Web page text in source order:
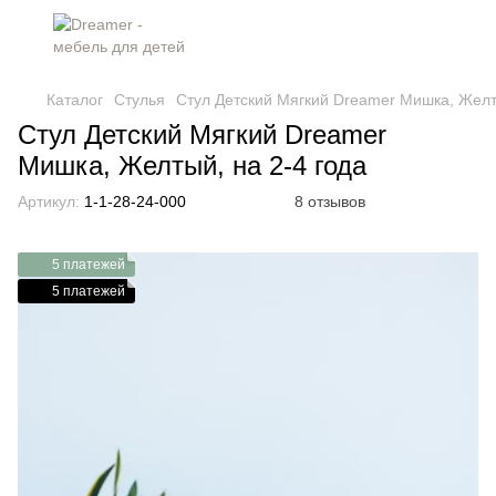
Каталог Стулья Стул Детский Мягкий Dreamer Мишка,
Стул Детский Мягкий Dreamer
Мишка, Желтый, на 2-4 года
Артикул: 1-1-28-24-000 8 отзывов
5 платежей
5 платежей